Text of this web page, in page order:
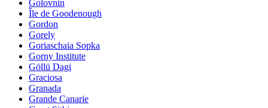
Golovnin
Île de Goodenough
Gordon
Gorely
Goriaschaia Sopka
Gorny Institute
Göllü Dagi
Graciosa
Granada
Grande Canarie